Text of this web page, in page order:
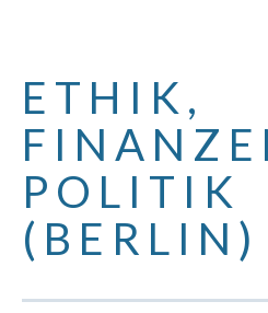
INHALT
ETHIK,
POLITIK
(BERLIN)